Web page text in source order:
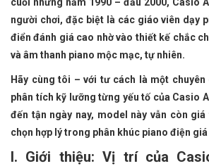
người chơi, đặc biệt là các giáo viên dạy
điển đánh giá cao nhờ vào thiết kế chắc
và âm thanh piano mộc mạc, tự nhiên.
Hãy cùng tôi – với tư cách là một
phân tích kỹ lưỡng từng yếu tố của Casio
đến tận ngày nay, model này vẫn còn
chọn hợp lý trong phân khúc piano điện
I. Giới thiệu: Vị trí của